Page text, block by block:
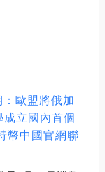
歐盟將俄加
立國內首個
幣中國官網聯